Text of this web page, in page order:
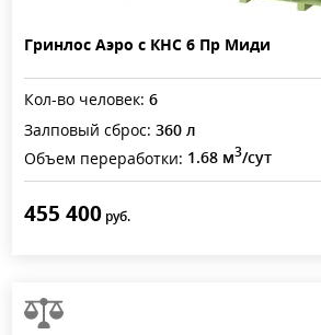
Гринлос Аэро с КНС 6 Пр Миди
Кол-во человек: 6
Залповый сброс: 360 л
Объем переработки: 1.68 м3/сут
455 400руб.